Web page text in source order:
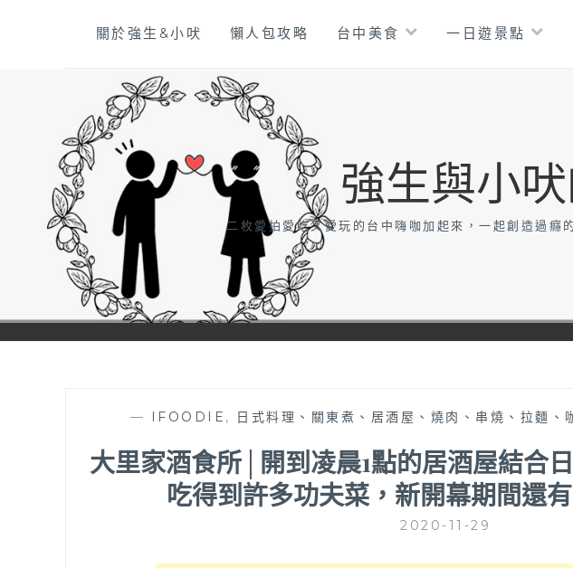
關於強生&小吠 懶人包攻略 台中美食 一日遊景點
強生與小
二枚愛拍愛吃又愛玩的台中嗨咖加起來，一起創造過
— IFOODIE , 日式料理、關東煮、居酒屋、燒肉、串燒、拉麵、
大里家酒食所│開到凌晨1點的居酒屋結合
吃得到許多功夫菜，新開幕期間還
2020-11-29